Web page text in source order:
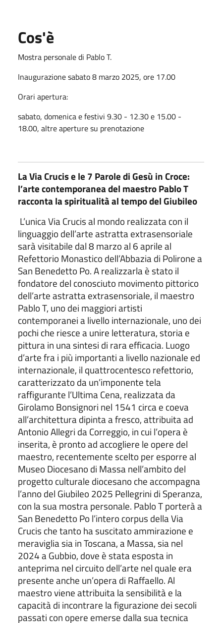
Cos'è
Mostra personale di Pablo T.
Inaugurazione sabato 8 marzo 2025, ore 17.00
Orari apertura:
sabato, domenica e festivi 9.30 - 12.30 e 15.00 -
18.00, altre aperture su prenotazione
La Via Crucis e le 7 Parole di Gesù in Croce:
l’arte contemporanea del maestro Pablo T
racconta la spiritualità al tempo del Giubileo
L’unica Via Crucis al mondo realizzata con il
linguaggio dell’arte astratta extrasensoriale
sarà visitabile dal 8 marzo al 6 aprile al
Refettorio Monastico dell’Abbazia di Polirone a
San Benedetto Po. A realizzarla è stato il
fondatore del conosciuto movimento pittorico
dell’arte astratta extrasensoriale, il maestro
Pablo T, uno dei maggiori artisti
contemporanei a livello internazionale, uno dei
pochi che riesce a unire letteratura, storia e
pittura in una sintesi di rara efficacia. Luogo
d’arte fra i più importanti a livello nazionale ed
internazionale, il quattrocentesco refettorio,
caratterizzato da un’imponente tela
raffigurante l’Ultima Cena, realizzata da
Girolamo Bonsignori nel 1541 circa e coeva
all’architettura dipinta a fresco, attribuita ad
Antonio Allegri da Correggio, in cui l’opera è
inserita, è pronto ad accogliere le opere del
maestro, recentemente scelto per esporre al
Museo Diocesano di Massa nell’ambito del
progetto culturale diocesano che accompagna
l’anno del Giubileo 2025 Pellegrini di Speranza,
con la sua mostra personale. Pablo T porterà a
San Benedetto Po l’intero corpus della Via
Crucis che tanto ha suscitato ammirazione e
meraviglia sia in Toscana, a Massa, sia nel
2024 a Gubbio, dove è stata esposta in
anteprima nel circuito dell’arte nel quale era
presente anche un’opera di Raffaello. Al
maestro viene attribuita la sensibilità e la
capacità di incontrare la figurazione dei secoli
passati con opere emerse dalla sua tecnica